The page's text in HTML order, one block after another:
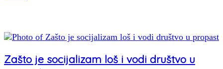
Zašto je socijalizam loš i vodi društvo u